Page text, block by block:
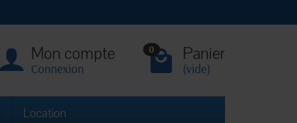
Mon compte
Connexion
0 Panier
(vide)
Location